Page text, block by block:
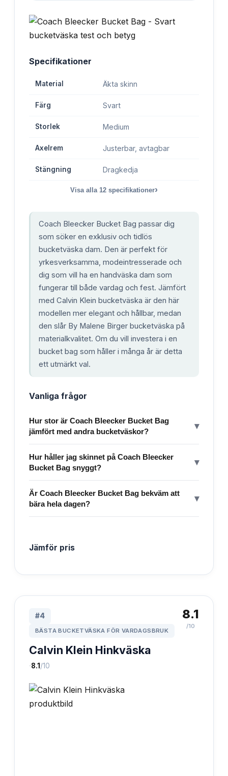
Specifikationer
Material Äkta skinn
Färg Svart
Storlek Medium
Axelrem Justerbar, avtagbar
Stängning Dragkedja
Visa alla 12 specifikationer›
Coach Bleecker Bucket Bag passar dig
som söker en exklusiv och tidlös
bucketväska dam. Den är perfekt för
yrkesverksamma, modeintresserade och
dig som vill ha en handväska dam som
fungerar till både vardag och fest. Jämfört
med Calvin Klein bucketväska är den här
modellen mer elegant och hållbar, medan
den slår By Malene Birger bucketväska på
materialkvalitet. Om du vill investera i en
bucket bag som håller i många år är detta
ett utmärkt val.
Vanliga frågor
Hur stor är Coach Bleecker Bucket Bag
jämfört med andra bucketväskor?
▾
Hur håller jag skinnet på Coach Bleecker
Bucket Bag snyggt?
▾
Är Coach Bleecker Bucket Bag bekväm att
bära hela dagen?
▾
Jämför pris
#4
BÄSTA BUCKETVÄSKA FÖR VARDAGSBRUK
Calvin Klein Hinkväska
·8.1 /10
8.1
/10